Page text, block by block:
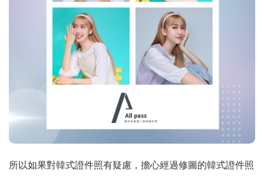
所以如果對韓式證件照有疑慮，擔心經過修圖的韓式證件照